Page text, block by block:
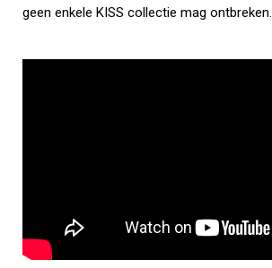
geen enkele KISS collectie mag ontbreken.